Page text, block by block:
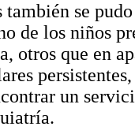
también se
de los niños
otros que en
un